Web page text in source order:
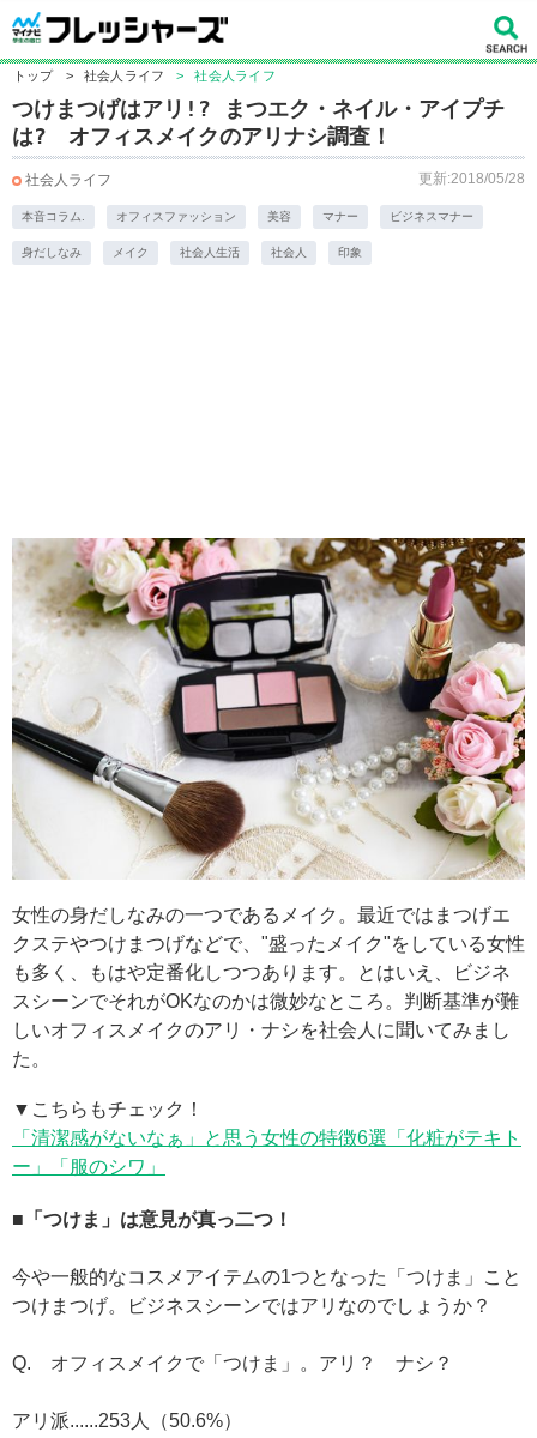
トップ > 社会人ライフ > 社会人ライフ
つけまつげはアリ!? まつエク・ネイル・アイプチ
は? オフィスメイクのアリナシ調査！
社会人ライフ 更新:2018/05/28
本音コラム. オフィスファッション 美容 マナー ビジネスマナー
身だしなみ メイク 社会人生活 社会人 印象
女性の身だしなみの一つであるメイク。最近ではまつげエ
クステやつけまつげなどで、"盛ったメイク"をしている女性
も多く、もはや定番化しつつあります。とはいえ、ビジネ
スシーンでそれがOKなのかは微妙なところ。判断基準が難
しいオフィスメイクのアリ・ナシを社会人に聞いてみまし
た。
▼こちらもチェック！
「清潔感がないなぁ」と思う女性の特徴6選「化粧がテキト
ー」「服のシワ」
■「つけま」は意見が真っ二つ！
今や一般的なコスメアイテムの1つとなった「つけま」こと
つけまつげ。ビジネスシーンではアリなのでしょうか？
Q. オフィスメイクで「つけま」。アリ？ ナシ？
アリ派......253人（50.6%）